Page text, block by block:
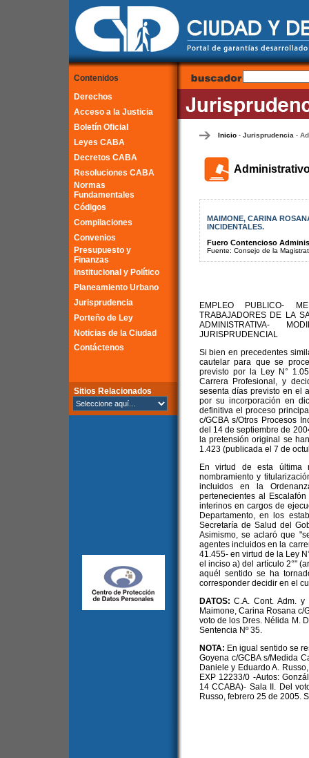
Contenidos
Derechos
Acceso a la Justicia
Boletín Oficial
Leyes CABA
Decretos CABA
Resoluciones CABA
Normas
Fundamentales
Códigos
Compilaciones
Convenios
Presupuesto y
Finanzas
Institucional y Político
Planeamiento Urbano
Jurisprudencia
Porteño de Ley
Noticias de la Ciudad
Contáctenos
Sitios Relacionados
Inicio- Jurisprudencia-
MAIMONE, CARINA
INCIDENTALES.
Fuero Contencioso
Fuente: Consejo de la
EMPLEO PUBLICO-
TRABAJADORES DE LA
ADMINISTRATIVA-
JURISPRUDENCIAL
Si bien en precedentes
cautelar para que se
previsto por la Ley N°
Carrera Profesional, y
sesenta días previsto en el
por su incorporación en
definitiva el proceso
c/GCBA s/Otros Procesos
del 14 de septiembre de
la pretensión original se
1.423 (publicada el 7 de
En virtud de esta última
nombramiento y
incluidos en la
pertenecientes al
interinos en cargos de
Departamento, en los
Secretaría de Salud del
Asimismo, se aclaró que
agentes incluidos en la
41.455- en virtud de la Ley
el inciso a) del artículo 2°"
aquél sentido se ha
corresponder decidir en el
DATOS: C.A. Cont. Adm. y
Maimone, Carina Rosana c/
voto de los Dres. Nélida M.
Sentencia Nº 35.
NOTA: En igual sentido se
Goyena c/GCBA s/Medida
Daniele y Eduardo A.
EXP 12233/0 -Autos:
14 CCABA)- Sala II. Del
Russo, febrero 25 de 2005.